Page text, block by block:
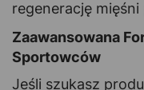
regenerację mięśni
Zaawansowana
Sportowców
Jeśli szukasz